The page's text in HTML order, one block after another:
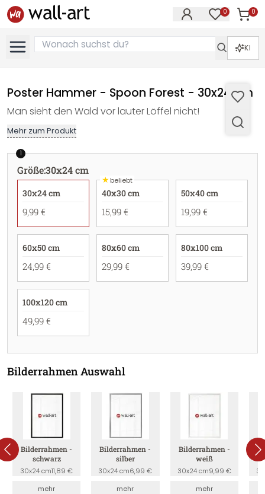
0 0
KI
Poster Hammer - Spoon Forest - 30x24 cm
Man sieht den Wald vor lauter Löffel nicht!
Mehr zum Produkt
1
Größe:30x24 cm
30x24 cm
9,99 €
★beliebt
40x30 cm
15,99 €
50x40 cm
19,99 €
60x50 cm
24,99 €
80x60 cm
29,99 €
80x100 cm
39,99 €
100x120 cm
49,99 €
Bilderrahmen Auswahl
Bilderrahmen -
schwarz
30x24 cm11,89 €
mehr
Bilderrahmen -
silber
30x24 cm6,99 €
mehr
Bilderrahmen -
weiß
30x24 cm9,99 €
mehr